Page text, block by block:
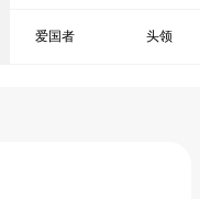
爱国者 头领